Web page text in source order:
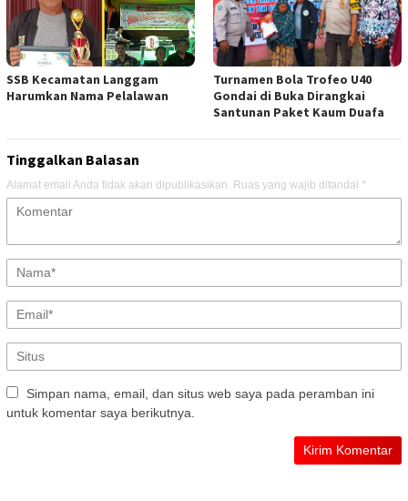
SSB Kecamatan Langgam
Harumkan Nama Pelalawan
Turnamen Bola Trofeo U40
Gondai di Buka Dirangkai
Santunan Paket Kaum Duafa
Tinggalkan Balasan
Alamat email Anda tidak akan dipublikasikan. Ruas yang wajib ditandai *
Simpan nama, email, dan situs web saya pada peramban ini
untuk komentar saya berikutnya.